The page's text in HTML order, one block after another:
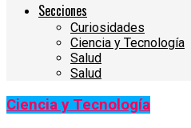
Secciones
Curiosidades
Ciencia y Tecnología
Salud
Salud
Ciencia y Tecnología